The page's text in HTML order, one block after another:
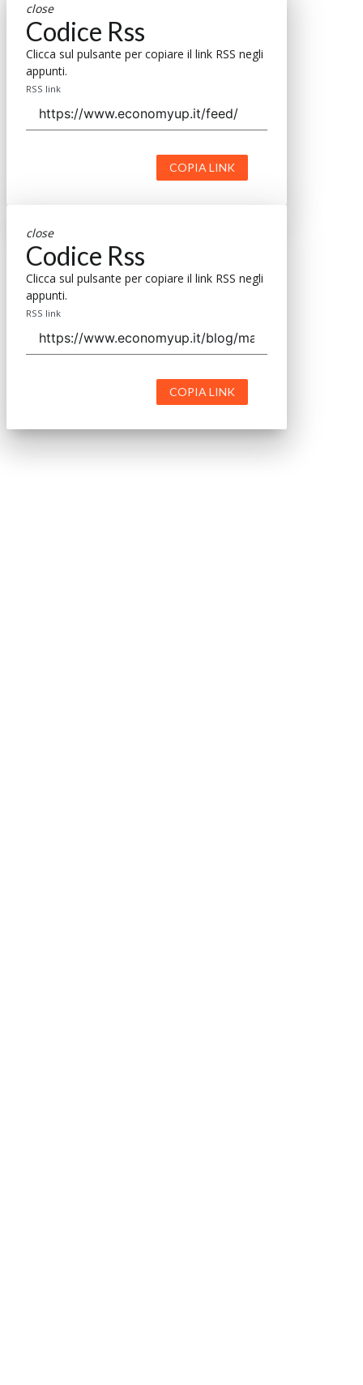
close
Codice Rss
Clicca sul pulsante per copiare il link RSS negli
appunti.
RSS link
COPIA LINK
close
Codice Rss
Clicca sul pulsante per copiare il link RSS negli
appunti.
RSS link
COPIA LINK